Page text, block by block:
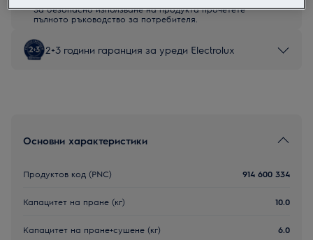
За безопасно използване на продукта прочетете
пълното ръководство за потребителя.
2+3 години гаранция за уреди Electrolux
Основни характеристики
Продуктов код (PNC) 914 600 334
Капацитет на пране (кг) 10.0
Kапацитет на пране+сушене (кг) 6.0